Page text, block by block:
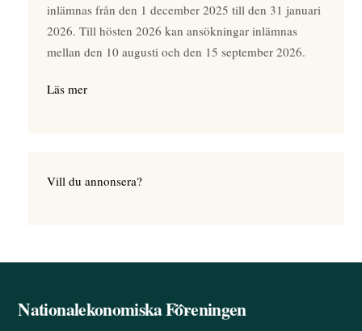
inlämnas från den 1 december 2025 till den 31 januari
2026. Till hösten 2026 kan ansökningar inlämnas
mellan den 10 augusti och den 15 september 2026.
Läs mer
Vill du annonsera?
Back
Nationalekonomiska Föreningen